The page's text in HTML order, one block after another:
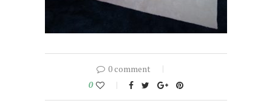
0 comment
0